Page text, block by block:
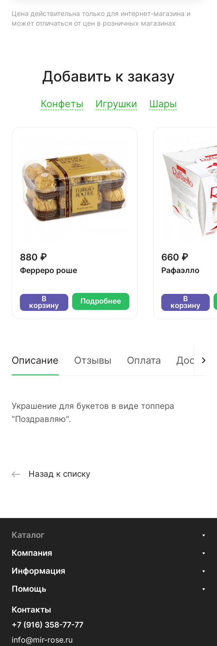
Цена действительна только для интернет-магазина и
может отличаться от цен в розничных магазинах
Добавить к заказу
Конфеты Игрушки Шары
880 ₽
Ферреро роше
В
корзину Подробнее
660 ₽
Рафаэлло
В
корзину
Описание Отзывы Оплата
Украшение для букетов в виде топпера
"Поздравляю".
Назад к списку
Каталог
Компания
Информация
Помощь
Контакты
+7 (916) 358-77-77
info@mir-rose.ru